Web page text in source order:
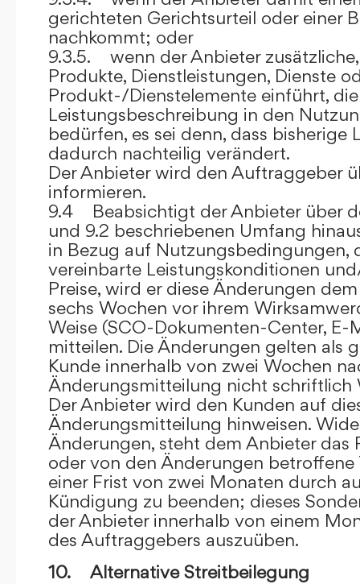
gerichteten Gerichtsurteil oder einer
nachkommt; oder
9.3.5. wenn der Anbieter
Produkte, Dienstleistungen, Dienste
Produkt-/Dienstelemente einführt,
Leistungsbeschreibung in den
bedürfen, es sei denn, dass bisherige
dadurch nachteilig verändert.
Der Anbieter wird den Auftraggeber
informieren.
9.4 Beabsichtigt der Anbieter über
und 9.2 beschriebenen Umfang
in Bezug auf Nutzungsbedingungen,
vereinbarte Leistungskonditionen
Preise, wird er diese Änderungen
sechs Wochen vor ihrem
Weise (SCO-Dokumenten-Center, E-
mitteilen. Die Änderungen gelten als
Kunde innerhalb von zwei Wochen
Änderungsmitteilung nicht schriftlich
Der Anbieter wird den Kunden auf
Änderungsmitteilung hinweisen.
Änderungen, steht dem Anbieter das
oder von den Änderungen betroffene
einer Frist von zwei Monaten durch
Kündigung zu beenden; dieses
der Anbieter innerhalb von einem
des Auftraggebers auszuüben.
10. Alternative Streitbeilegung